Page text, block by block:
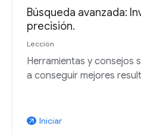
Búsqueda avanzada:
precisión.
Lección
Herramientas y consejos
a conseguir mejores
arrow_outward Iniciar